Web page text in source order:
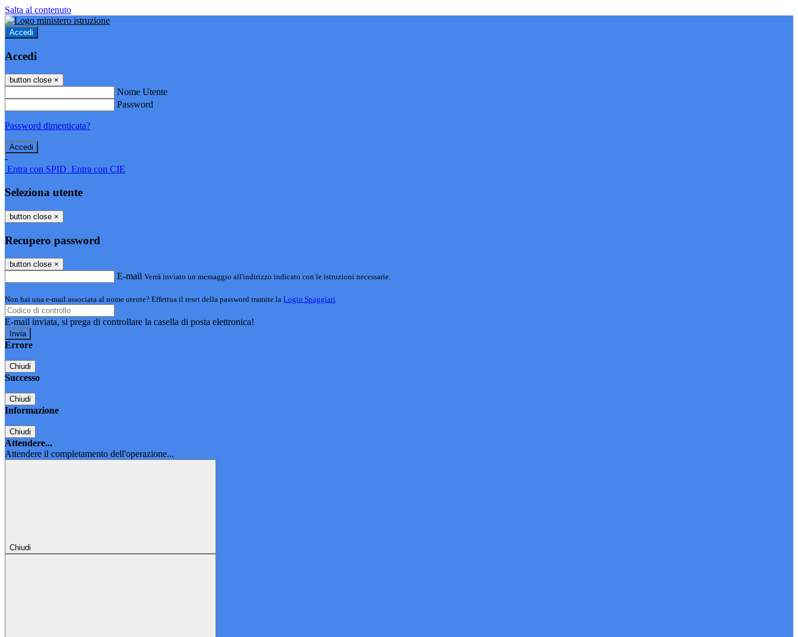
Salta al contenuto
Accedi
Accedi
button close ×
Nome Utente
Password
Password dimenticata?
-
Entra con SPID Entra con CIE
Seleziona utente
button close ×
Recupero password
button close ×
E-mail Verrà inviato un messaggio all'indirizzo indicato con le istruzioni necessarie.
Non hai una e-mail associata al nome utente? Effettua il reset della password tramite la Login Spaggiari
E-mail inviata, si prega di controllare la casella di posta elettronica!
Errore
Chiudi
Successo
Chiudi
Informazione
Chiudi
Attendere...
Attendere il completamento dell'operazione...
Chiudi